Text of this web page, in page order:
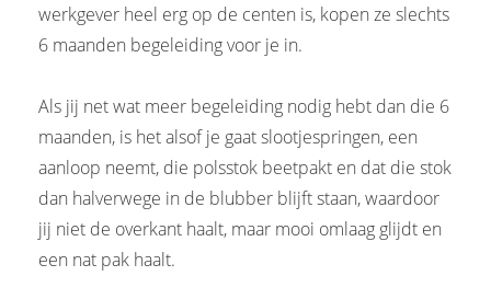
werkgever heel erg op de centen is, kopen ze slechts
6 maanden begeleiding voor je in.
Als jij net wat meer begeleiding nodig hebt dan die 6
maanden, is het alsof je gaat slootjespringen, een
aanloop neemt, die polsstok beetpakt en dat die stok
dan halverwege in de blubber blijft staan, waardoor
jij niet de overkant haalt, maar mooi omlaag glijdt en
een nat pak haalt.